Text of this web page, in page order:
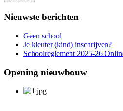
Nieuwste berichten
Geen school
Je kleuter (kind) inschrijven?
Schoolreglement 2025-26
Opening nieuwbouw